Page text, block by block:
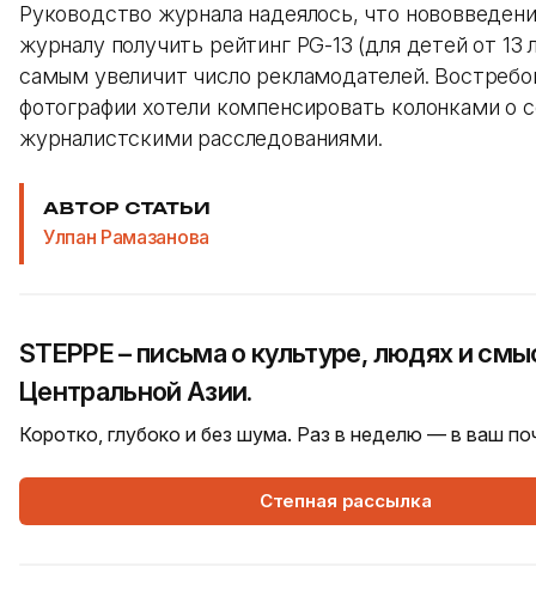
Руководство журнала надеялось, что
журналу получить рейтинг PG-13 (для детей от 13
самым увеличит число рекламодателей.
фотографии хотели компенсировать колонками о
журналистскими расследованиями.
АВТОР СТАТЬИ
Улпан Рамазанова
STEPPE – письма о культуре, людях и
Центральной Азии.
Коротко, глубоко и без шума. Раз в неделю — в ваш
Степная рассылка